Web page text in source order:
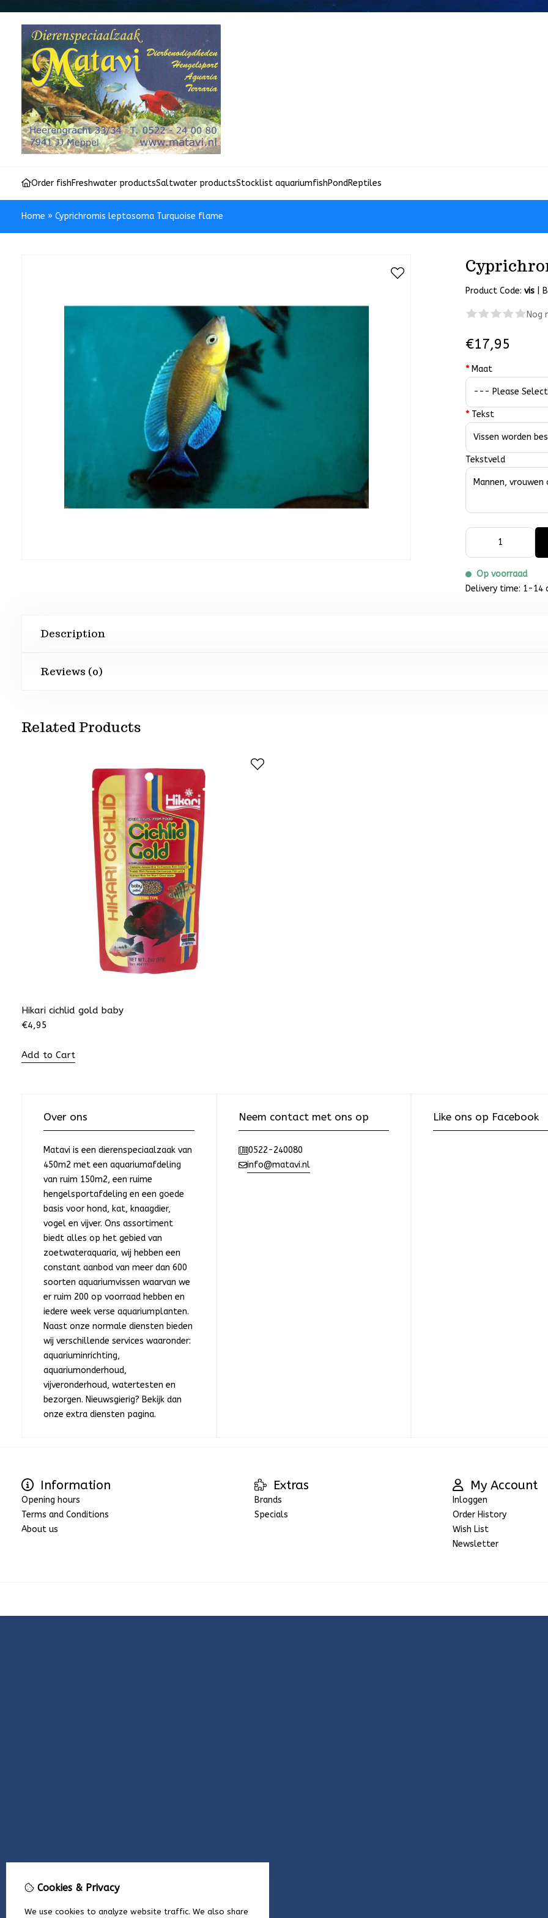
Order fishFreshwater productsSaltwater productsStocklist aquariumfishPondReptiles
Home » Cyprichromis leptosoma Turquoise flame
Product Code:vis
Nog
€17,95
* Maat
* Tekst
Tekstveld
Op voorraad
Delivery time: 1-14
Description
Reviews (0)
Related Products
Hikari cichlid gold baby
€4,95
Add to Cart
Over ons
Matavi is een dierenspeciaalzaak van
450m2 met een aquariumafdeling
van ruim 150m2, een ruime
hengelsportafdeling en een goede
basis voor hond, kat, knaagdier,
vogel en vijver. Ons assortiment
biedt alles op het gebied van
zoetwateraquaria, wij hebben een
constant aanbod van meer dan 600
soorten aquariumvissen waarvan we
er ruim 200 op voorraad hebben en
iedere week verse aquariumplanten.
Naast onze normale diensten bieden
wij verschillende services waaronder:
aquariuminrichting,
aquariumonderhoud,
vijveronderhoud, watertesten en
bezorgen. Nieuwsgierig? Bekijk dan
onze extra diensten pagina.
Neem contact met ons op
0522-240080
info@matavi.nl
Like ons op Facebook
Information
Opening hours
Terms and Conditions
About us
Extras
Brands
Specials
My Account
Inloggen
Order History
Wish List
Newsletter
Cookies & Privacy
We use cookies to analyze website traffic. We also share